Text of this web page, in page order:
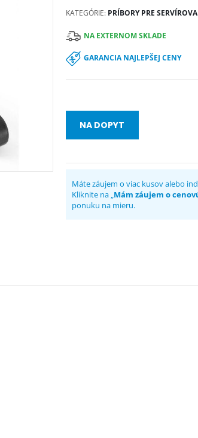
KATEGÓRIE: PRÍBORY PRE
NA EXTERNOM SKLADE
GARANCIA NAJLEPŠEJ CENY
NA DOPYT
Máte záujem o viac kusov alebo
Kliknite na „Mám záujem o
ponuku na mieru.